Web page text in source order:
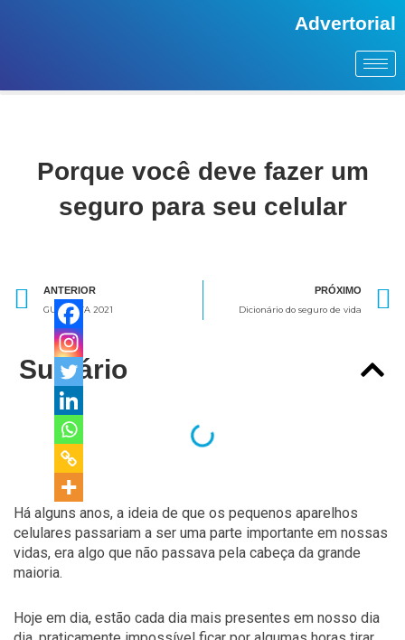
Advertorial
Porque você deve fazer um
seguro para seu celular
Anterior
ANTERIOR
GUIA IPVA 2021
PRÓXIMO
Dicionário do seguro de vida
Sumário
Há alguns anos, a ideia de que os pequenos aparelhos
celulares passariam a ser uma parte importante em nossas
vidas, era algo que não passava pela cabeça da grande
maioria.
Hoje em dia, estão cada dia mais presentes em nosso dia